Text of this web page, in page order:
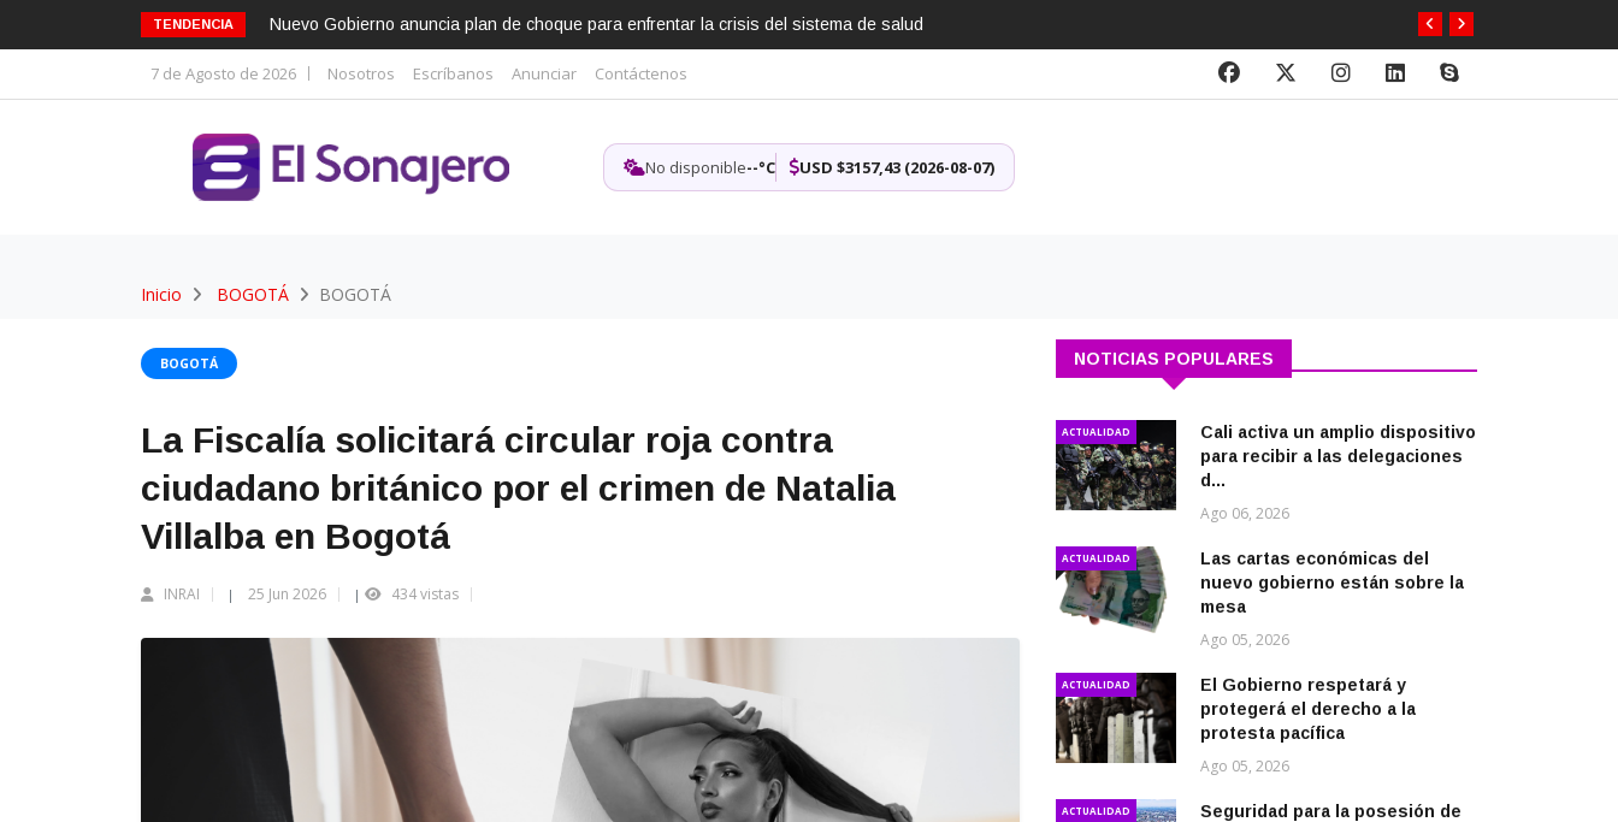
TENDENCIA Nuevo Gobierno anuncia plan de choque para enfrentar la crisis del sistema de salud
7 de Agosto de 2026 Nosotros Escríbanos Anunciar Contáctenos
No disponible--°C USD $3157,43 (2026-08-07)
Inicio BOGOTÁ BOGOTÁ
BOGOTÁ
La Fiscalía solicitará circular roja contra
ciudadano británico por el crimen de Natalia
Villalba en Bogotá
INRAI | 25 Jun 2026 | 434 vistas
NOTICIAS POPULARES
ACTUALIDAD
Cali activa un amplio dispositivo
para recibir a las delegaciones
d...
Ago 06, 2026
ACTUALIDAD
Las cartas económicas del
nuevo gobierno están sobre la
mesa
Ago 05, 2026
ACTUALIDAD
El Gobierno respetará y
protegerá el derecho a la
protesta pacífica
Ago 05, 2026
ACTUALIDAD
Seguridad para la posesión de